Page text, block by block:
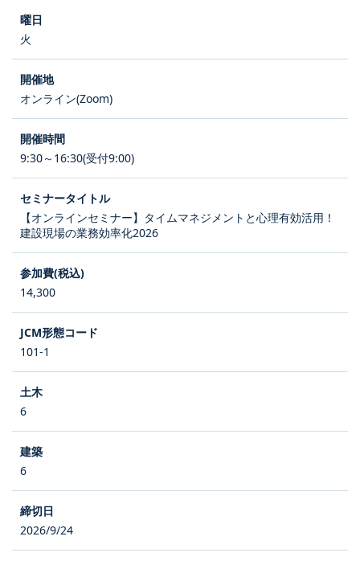
火
オンライン(Zoom)
9:30～16:30(受付9:00)
【オンラインセミナー】タイムマネジメントと心理有効活用！
建設現場の業務効率化2026
14,300
101-1
6
6
2026/9/24